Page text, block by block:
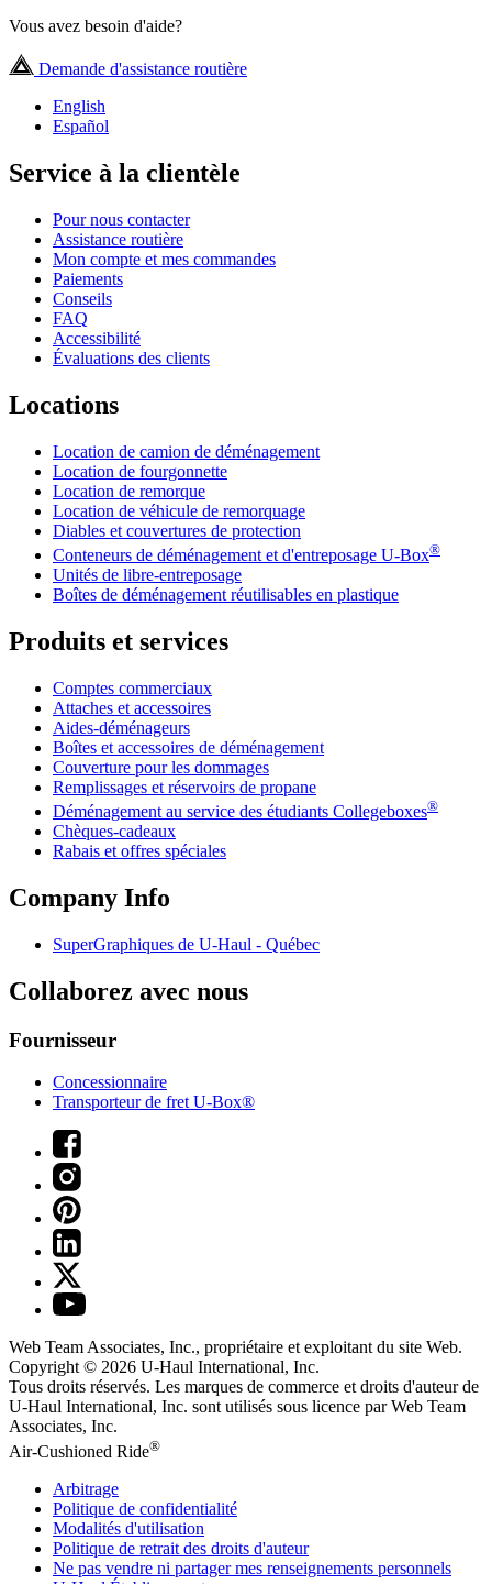
Vous avez besoin d'aide?
Demande d'assistance routière
English
Español
Service à la clientèle
Pour nous contacter
Assistance routière
Mon compte et mes commandes
Paiements
Conseils
FAQ
Accessibilité
Évaluations des clients
Locations
Location de camion de déménagement
Location de fourgonnette
Location de remorque
Location de véhicule de remorquage
Diables et couvertures de protection
Conteneurs de déménagement et d'entreposage U-Box®
Unités de libre-entreposage
Boîtes de déménagement réutilisables en plastique
Produits et services
Comptes commerciaux
Attaches et accessoires
Aides-déménageurs
Boîtes et accessoires de déménagement
Couverture pour les dommages
Remplissages et réservoirs de propane
Déménagement au service des étudiants Collegeboxes®
Chèques-cadeaux
Rabais et offres spéciales
Company Info
SuperGraphiques de U-Haul - Québec
Collaborez avec nous
Fournisseur
Concessionnaire
Transporteur de fret U-Box®
Web Team Associates, Inc., propriétaire et exploitant du site Web.
Copyright © 2026 U-Haul International, Inc.
Tous droits réservés. Les marques de commerce et droits d'auteur de
U-Haul International, Inc. sont utilisés sous licence par Web Team
Associates, Inc.
Air-Cushioned Ride®
Arbitrage
Politique de confidentialité
Modalités d'utilisation
Politique de retrait des droits d'auteur
Ne pas vendre ni partager mes renseignements personnels